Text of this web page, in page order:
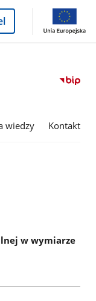
wiedzy Kontakt
w wymiarze